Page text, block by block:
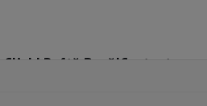
Click! Poftă Bună!Contact